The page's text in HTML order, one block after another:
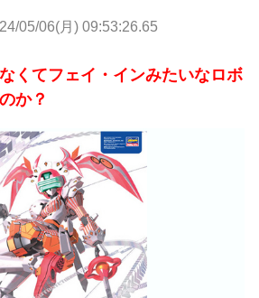
05/06(月) 09:53:26.65
くてフェイ・インみたいなロボ
か？